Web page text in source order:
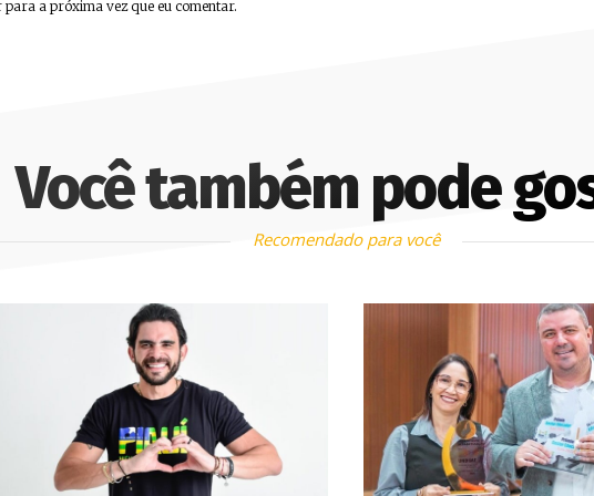
para a próxima vez que eu comentar.
Você também pode
Recomendado para você